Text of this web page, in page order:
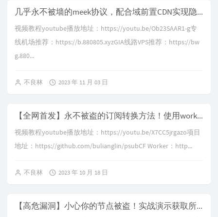
几乎永不被墙的meek协议，配合域前置CDN实现隐藏所有信息，在你关键时刻续命防失联的锦囊妙计，代价居然是重回3G时代！？
视频教程youtube播放地址：https://youtu.be/Ob23SAAR1-g专
线机场推荐：https://b.880805.xyzGIA线路VPS推荐：https://bw
g.880...
不良林 2023 年 11 月 03 日
【全网首发】永不被盗的订阅转换方法！使用worker搭建永久免费的私人反代订阅转换服务，新手小白必备，建议人手一个
视频教程youtube播放地址：https://youtu.be/X7CC5jrgazo项目
地址：https://github.com/bulianglin/psubCF Worker：http...
不良林 2023 年 10 月 18 日
【高危漏洞】小心你的节点被盗！实战演示获取所有人的节点和机场订阅链接，使用在线订阅转换节点安全预警，Subconverter订阅转换工具接口泄漏配置文件token，导致RCE安全漏洞，所有版本统统中招